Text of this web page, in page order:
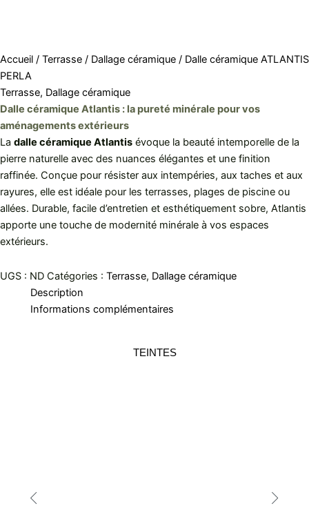
Accueil / Terrasse / Dallage céramique / Dalle céramique ATLANTIS
PERLA
Terrasse, Dallage céramique
Dalle céramique Atlantis : la pureté minérale pour vos
aménagements extérieurs
La dalle céramique Atlantis évoque la beauté intemporelle de la
pierre naturelle avec des nuances élégantes et une finition
raffinée. Conçue pour résister aux intempéries, aux taches et aux
rayures, elle est idéale pour les terrasses, plages de piscine ou
allées. Durable, facile d’entretien et esthétiquement sobre, Atlantis
apporte une touche de modernité minérale à vos espaces
extérieurs.
UGS : ND Catégories : Terrasse, Dallage céramique
Description
Informations complémentaires
TEINTES